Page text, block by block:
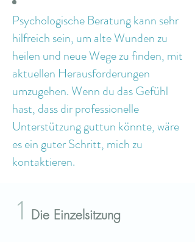
Psychologische Beratung kann sehr
hilfreich sein, um alte Wunden zu
heilen und neue Wege zu finden, mit
aktuellen Herausforderungen
umzugehen. Wenn du das Gefühl
hast, dass dir professionelle
Unterstützung guttun könnte, wäre
es ein guter Schritt, mich zu
kontaktieren.
1 Die Einzelsitzung